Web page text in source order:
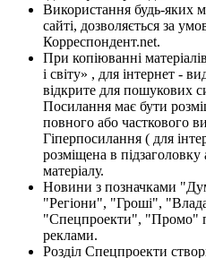
Використання будь-яких
сайті, дозволяється за
Корреспондент.net.
При копіюванні
і світу» , для інтернет -
відкрите для пошукових
Посилання має бути
повного або часткового
Гіперпосилання ( для
розміщена в
матеріалу.
Новини з позначками
"Регіони", "Гроші",
"Спецпроекти", "Промо"
реклами.
Розділ Спецпроекти